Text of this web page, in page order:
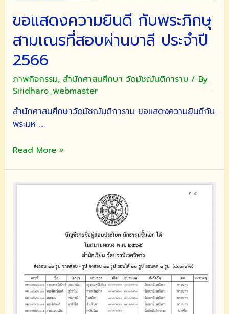
สอบ
ผ่าน
แผนก
บาลี
ประจำ
ปี
การ
ศึกษา
๒๕๖๖
ขอแสดงความยินดี กับพระภิกษุ
สามเณรที่สอบผ่านบาลี ประจำปี
2566
ภาพกิจกรรม, สำนักศาสนศึกษา วัดมัชฌันติการาม / By
Siridharo_webmaster
สำนักศาสนศึกษาวัดมัชฌันติการาม ขอแสดงความยินดีกับ
พระมห …
ขอ
ยินดี
ผ่าน
บาลี
ประจำ
Read More »